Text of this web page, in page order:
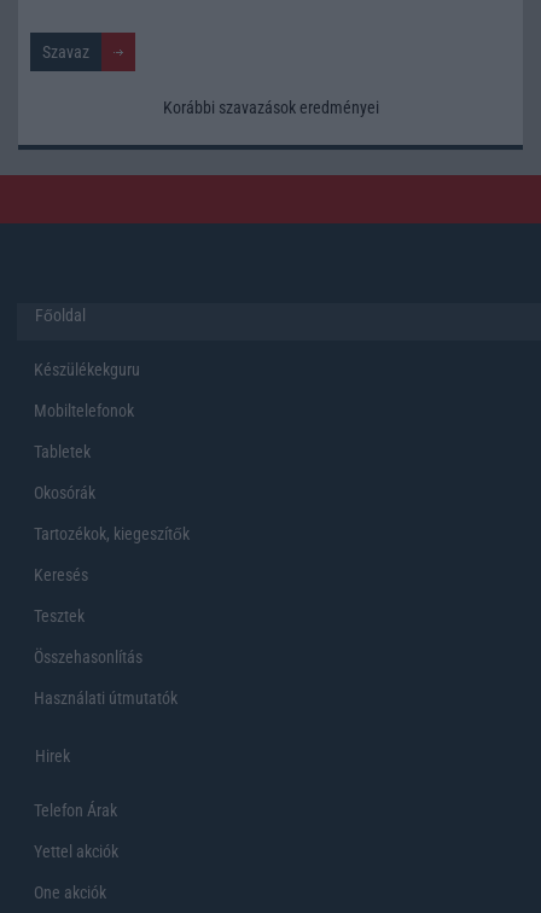
Korábbi szavazások eredményei
Főoldal
Készülékekguru
Mobiltelefonok
Tabletek
Okosórák
Tartozékok, kiegeszítők
Keresés
Tesztek
Összehasonlítás
Használati útmutatók
Hirek
Telefon Árak
Yettel akciók
One akciók